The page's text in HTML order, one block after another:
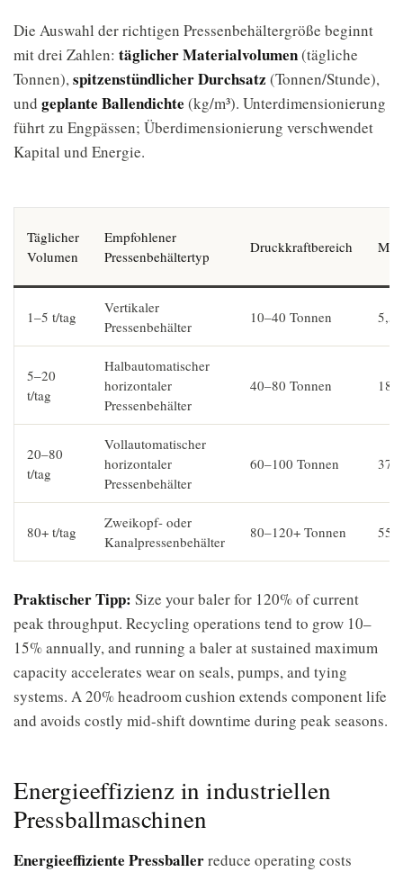
Die Auswahl der richtigen Pressenbehältergröße beginnt
mit drei Zahlen: täglicher Materialvolumen(tägliche
Tonnen),spitzenstündlicher Durchsatz (Tonnen/Stunde),
und geplante Ballendichte (kg/m³). Unterdimensionierung
führt zu Engpässen; Überdimensionierung verschwendet
Kapital und Energie.
Täglicher
Volumen
Empfohlener
Pressenbehältertyp
Druckkraftbereich
1–5 t/tag
Vertikaler
Pressenbehälter
10–40 Tonnen
5–20
t/tag
Halbautomatischer
horizontaler
Pressenbehälter
40–80 Tonnen
20–80
t/tag
Vollautomatischer
horizontaler
Pressenbehälter
60–100 Tonnen
80+ t/tag
Zweikopf- oder
Kanalpressenbehälter
80–120+ Tonnen
Praktischer Tipp: Size your baler for 120% of current
peak throughput. Recycling operations tend to grow 10–
15% annually, and running a baler at sustained maximum
capacity accelerates wear on seals, pumps, and tying
systems. A 20% headroom cushion extends component life
and avoids costly mid-shift downtime during peak seasons.
Energieeffizienz in industriellen
Pressballmaschinen
Energieeffiziente Pressballerreduce operating costs